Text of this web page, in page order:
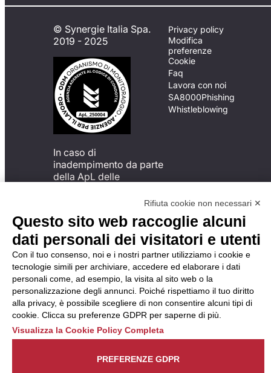
© Synergie Italia Spa.
2019 - 2025
In caso di
inadempimento da parte
della ApL delle
del Codice di Condotta, è
possibile presentare un
reclamo
all’Organismo di
Monitoraggio utilizzando
una delle modalità
descritte al seguente
indirizzo web
https://odm-
agenzielavoro.it/reclami/ .
Privacy policy
Modifica
preferenze
Cookie
Faq
Lavora con noi
SA8000Phishing
Whistleblowing
Rifiuta cookie non necessari ✕
Questo sito web raccoglie alcuni
dati personali dei visitatori e utenti
Con il tuo consenso, noi e i nostri partner utilizziamo i cookie e
tecnologie simili per archiviare, accedere ed elaborare i dati
personali come, ad esempio, la visita al sito web o la
personalizzazione degli annunci. Poiché rispettiamo il tuo diritto
alla privacy, è possibile scegliere di non consentire alcuni tipi di
cookie. Clicca su preferenze GDPR per saperne di più.
Visualizza la Cookie Policy Completa
PREFERENZE GDPR